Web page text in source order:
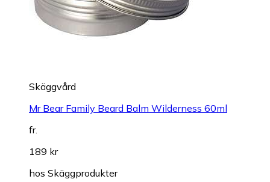
Skäggvård
Mr Bear Family Beard Balm Wilderness 60ml
fr.
189 kr
hos Skäggprodukter